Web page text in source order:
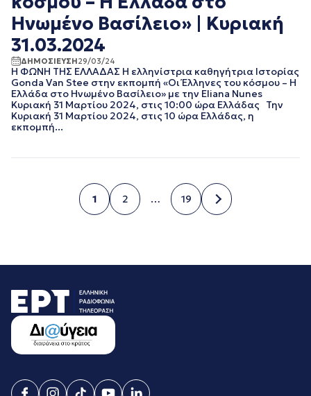
Ηνωμένο Βασίλειο» | Κυριακή
31.03.2024
ΔΗΜΟΣΙΕΥΣΗ29/03/24
Η ΦΩΝΗ ΤΗΣ ΕΛΛΑΔΑΣ Η ελληνίστρια καθηγήτρια Ιστορίας
Gonda Van Stee στην εκπομπή «Οι Έλληνες του κόσμου – Η
Ελλάδα στο Ηνωμένο Βασίλειο» με την Eliana Nunes
Κυριακή 31 Μαρτίου 2024, στις 10:00 ώρα Ελλάδας Την
Κυριακή 31 Μαρτίου 2024, στις 10 ώρα Ελλάδας, η
εκπομπή...
Σελίδα
1
Σελίδα
2
…
Σελίδα
19